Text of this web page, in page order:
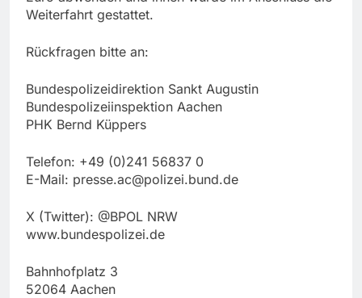
Weiterfahrt gestattet.
Rückfragen bitte an:
Bundespolizeidirektion Sankt Augustin
Bundespolizeiinspektion Aachen
PHK Bernd Küppers
Telefon: +49 (0)241 56837 0
E-Mail: presse.ac@polizei.bund.de
X (Twitter): @BPOL NRW
www.bundespolizei.de
Bahnhofplatz 3
52064 Aachen